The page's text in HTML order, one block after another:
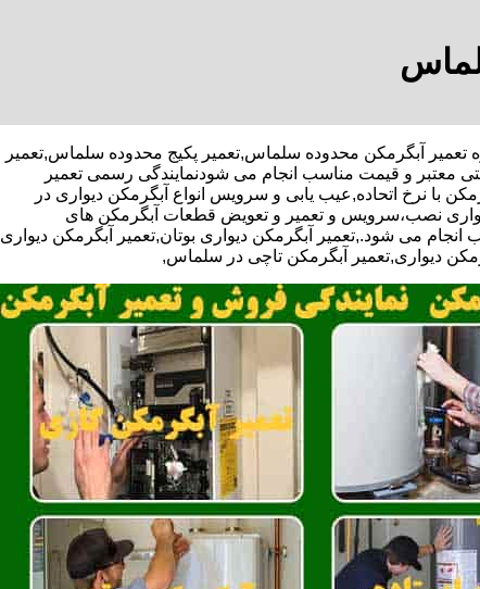
ویژه تعمیر آبگرمکن محدوده سلماس,تعمیر پکیج محدوده سلماس,تعمیر
معتبر و قیمت مناسب انجام می شودنمایندگی رسمی تعمیر
با نرخ اتحاده,عیب یابی و سرویس انواع آبگرمکن دیواری در
نصب،سرویس و تعمیر و تعویض قطعات آبگرمکن های
می شود.,تعمیر آبگرمکن دیواری بوتان,تعمیر آبگرمکن دیواری
دیواری,تعمیر آبگرمکن تاچی در سلماس,